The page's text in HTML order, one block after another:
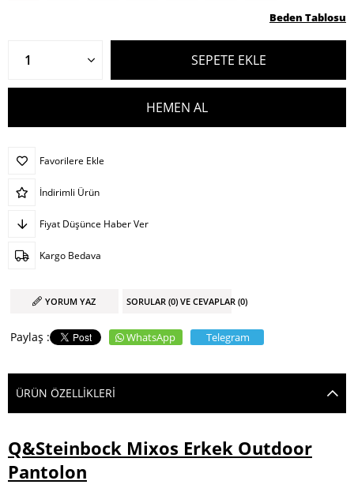
Beden Tablosu
Favorilere Ekle
İndirimli Ürün
Fiyat Düşünce Haber Ver
Kargo Bedava
YORUM YAZ SORULAR (0) VE CEVAPLAR (0)
WhatsApp Telegram
ÜRÜN ÖZELLIKLERI
Q&Steinbock Mixos Erkek Outdoor
Pantolon